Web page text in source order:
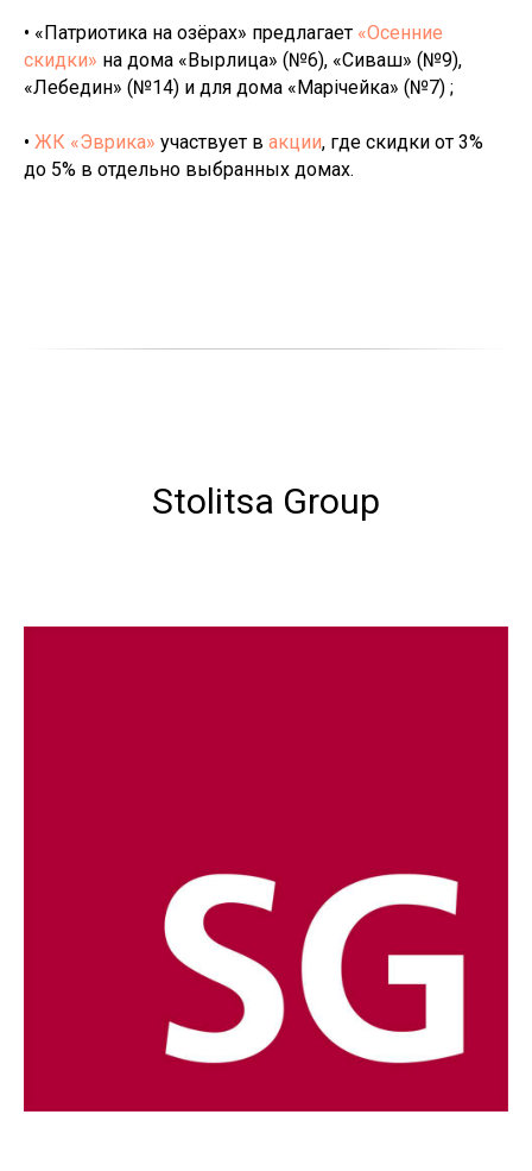
• «Патриотика на озёрах» предлагает «Осенние
скидки» на дома «Вырлица» (№6), «Сиваш» (№9),
«Лебедин» (№14) и для дома «Марічейка» (№7) ;
• ЖК «Эврика» участвует в акции, где скидки от 3%
до 5% в отдельно выбранных домах.
Stolitsa Group